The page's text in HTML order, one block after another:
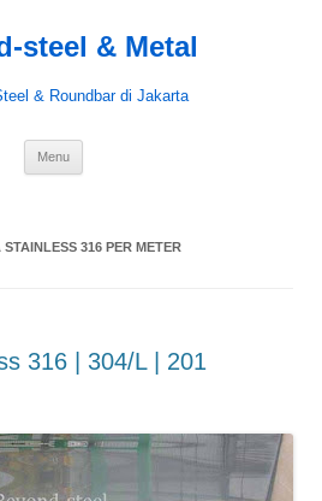
steel & Metal
& Roundbar di Jakarta
Menu
316 PER METER
316 | 304/L | 201